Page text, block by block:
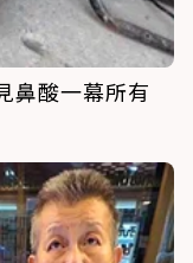
鼻酸一幕所有